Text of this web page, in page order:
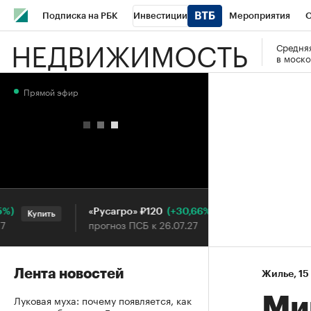
Подписка на РБК Инвестиции Мероприятия
Школа управления РБК РБК Образование РБК Курсы
НЕДВИЖИМОСТЬ
в
Жилье⁠, 15
Прямой эфир
Купить «Русагро» ₽120 (+30,66%)
прогноз ПСБ к 26.07.27
Лента новостей
Луковая муха: почему появляется, как